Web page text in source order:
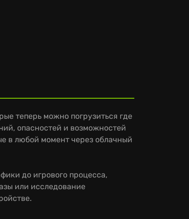
теперь можно погрузиться где
опасностей и возможностей
в любой момент через облачный
до игрового процесса,
или исследование